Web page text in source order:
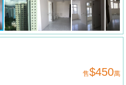
售$450萬